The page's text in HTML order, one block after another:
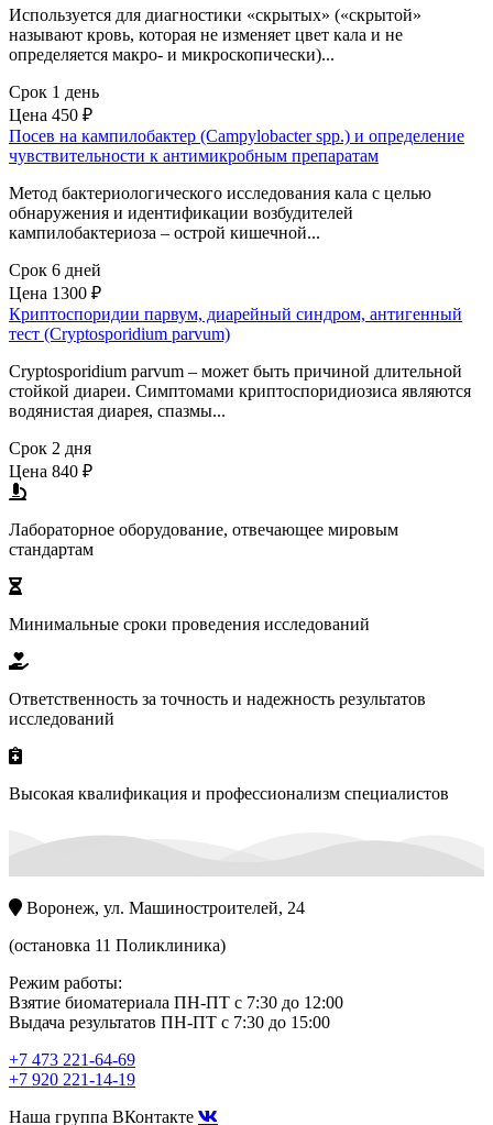
Используется для диагностики «скрытых» («скрытой»
называют кровь, которая не изменяет цвет кала и не
определяется макро- и микроскопически)...
Срок 1 день
Цена 450 ₽
Посев на кампилобактер (Campylobacter spp.) и определение
чувствительности к антимикробным препаратам
Метод бактериологического исследования кала с целью
обнаружения и идентификации возбудителей
кампилобактериоза – острой кишечной...
Срок 6 дней
Цена 1300 ₽
Криптоспоридии парвум, диарейный синдром, антигенный
тест (Cryptosporidium parvum)
Cryptosporidium parvum – может быть причиной длительной
стойкой диареи. Симптомами криптоспоридиозиса являются
водянистая диарея, спазмы...
Срок 2 дня
Цена 840 ₽
Лабораторное оборудование, отвечающее мировым
стандартам
Минимальные сроки проведения исследований
Ответственность за точность и надежность результатов
исследований
Высокая квалификация и профессионализм специалистов
Воронеж, ул. Машиностроителей, 24
(остановка 11 Поликлиника)
Режим работы:
Взятие биоматериала ПН-ПТ с 7:30 до 12:00
Выдача результатов ПН-ПТ с 7:30 до 15:00
+7 473 221-64-69
+7 920 221-14-19
Наша группа ВКонтакте